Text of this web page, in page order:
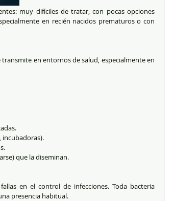
muy difíciles de tratar, con pocas opciones
en recién nacidos prematuros o con
en entornos de salud, especialmente en
incubadoras).
que la diseminan.
en el control de infecciones. Toda bacteria
presencia habitual.